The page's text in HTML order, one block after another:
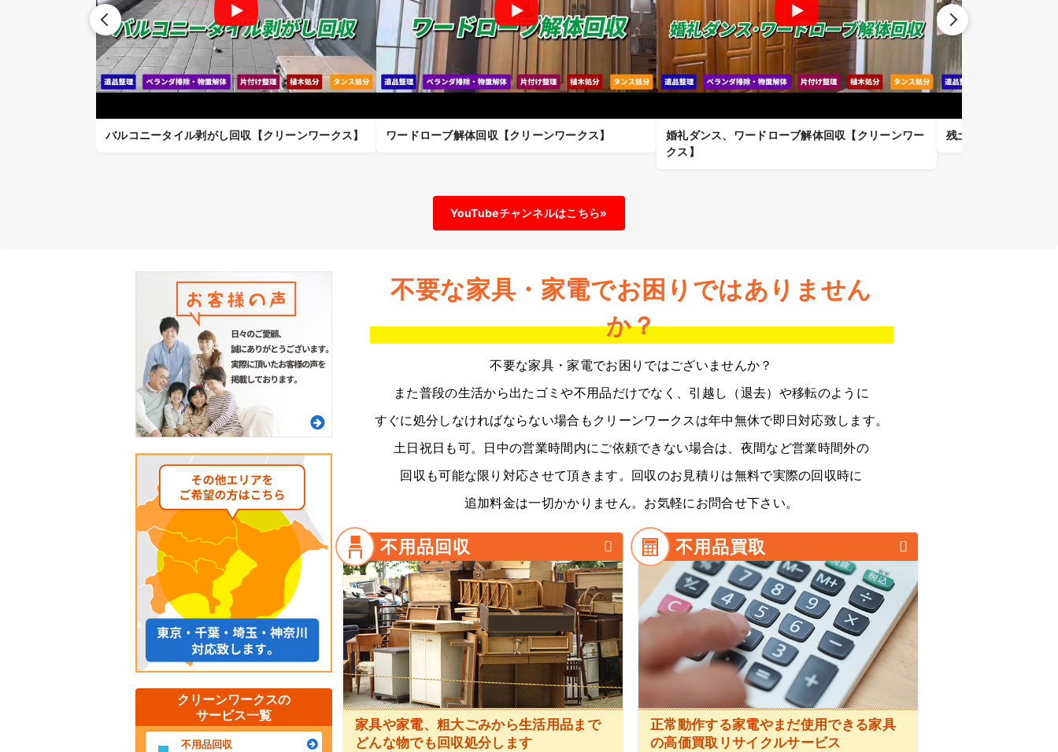
バルコニータイル剥がし回収【クリーンワークス】 ワードローブ解体回収【クリーンワークス】
婚礼ダンス、ワードローブ解体回収【クリーンワー
クス】
残土掻き集め回収【
YouTubeチャンネルはこちら»
不要な家具・家電でお困りではありません
か？
不要な家具・家電でお困りではございませんか？
また普段の生活から出たゴミや不用品だけでなく、 引越し（退去）や移転のように
すぐに処分しなければならない場合もクリーンワークスは年中無休で即日対応致します。
土日祝日も可。日中の営業時間内にご依頼できない場合は、夜間など営業時間外の
回収も可能な限り対応させて頂きます。 回収のお見積りは無料で実際の回収時に
追加料金は一切かかりません。お気軽にお問合せ下さい。
不用品回収
家具や家電、粗大ごみから生活用品まで
どんな物でも回収処分します
不用品買取
正常動作する家電やまだ使用できる家具
の高価買取リサイクルサービス
クリーンワークスの
サービス一覧
不用品回収